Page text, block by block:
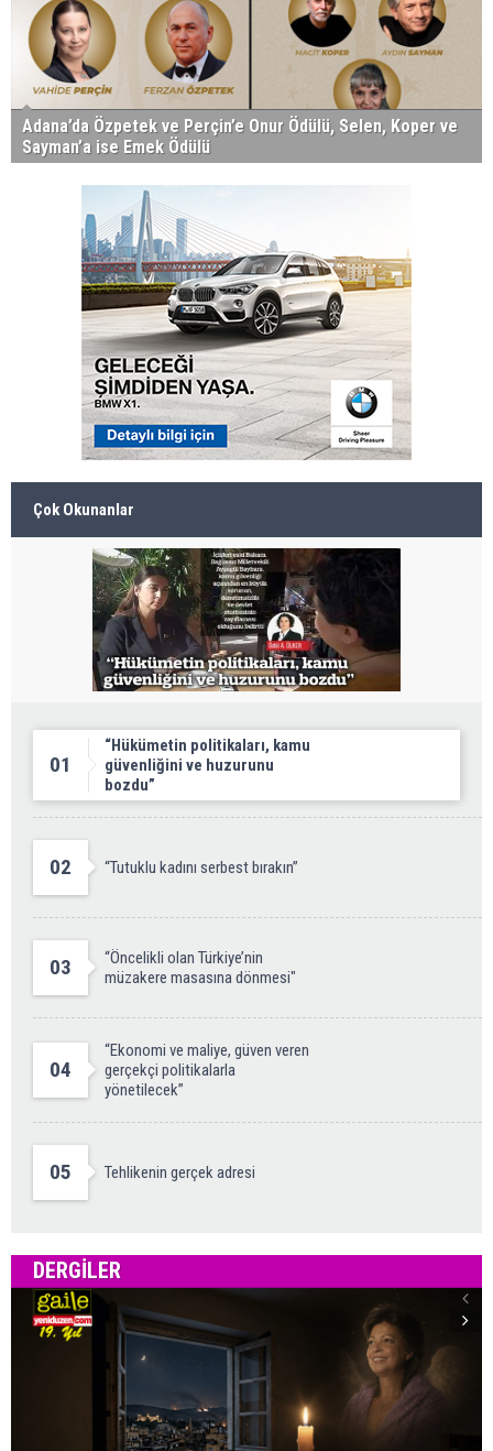
Adana’da Özpetek ve Perçin’e Onur Ödülü, Selen, Koper ve
Sayman’a ise Emek Ödülü
Çok Okunanlar
01
“Hükümetin politikaları, kamu
güvenliğini ve huzurunu
bozdu”
02 “Tutuklu kadını serbest bırakın”
03
“Öncelikli olan Türkiye’nin
müzakere masasına dönmesi"
04
“Ekonomi ve maliye, güven veren
gerçekçi politikalarla
yönetilecek”
05 Tehlikenin gerçek adresi
DERGILER